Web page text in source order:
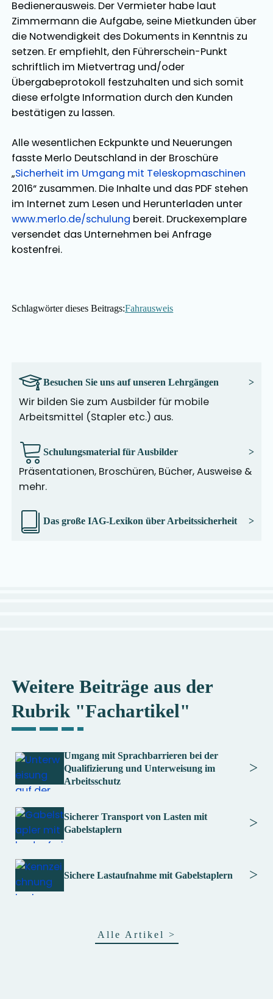
Bedienerausweis. Der Vermieter habe laut
Zimmermann die Aufgabe, seine Mietkunden über
die Notwendigkeit des Dokuments in Kenntnis zu
setzen. Er empfiehlt, den Führerschein-Punkt
schriftlich im Mietvertrag und/oder
Übergabeprotokoll festzuhalten und sich somit
diese erfolgte Information durch den Kunden
bestätigen zu lassen.
Alle wesentlichen Eckpunkte und Neuerungen
fasste Merlo Deutschland in der Broschüre
„Sicherheit im Umgang mit Teleskopmaschinen
2016“ zusammen. Die Inhalte und das PDF stehen
im Internet zum Lesen und Herunterladen unter
www.merlo.de/schulung bereit. Druckexemplare
versendet das Unternehmen bei Anfrage
kostenfrei.
Schlagwörter dieses Beitrags:Fahrausweis
Besuchen Sie uns auf unseren Lehrgängen >
Wir bilden Sie zum Ausbilder für mobile
Arbeitsmittel (Stapler etc.) aus.
Schulungsmaterial für Ausbilder >
Präsentationen, Broschüren, Bücher, Ausweise &
mehr.
Das große IAG-Lexikon über Arbeitssicherheit >
Weitere Beiträge aus der
Rubrik "Fachartikel"
Umgang mit Sprachbarrieren bei der
Qualifizierung und Unterweisung im
Arbeitsschutz
>
Sicherer Transport von Lasten mit
Gabelstaplern
>
Sichere Lastaufnahme mit Gabelstaplern >
Alle Artikel >